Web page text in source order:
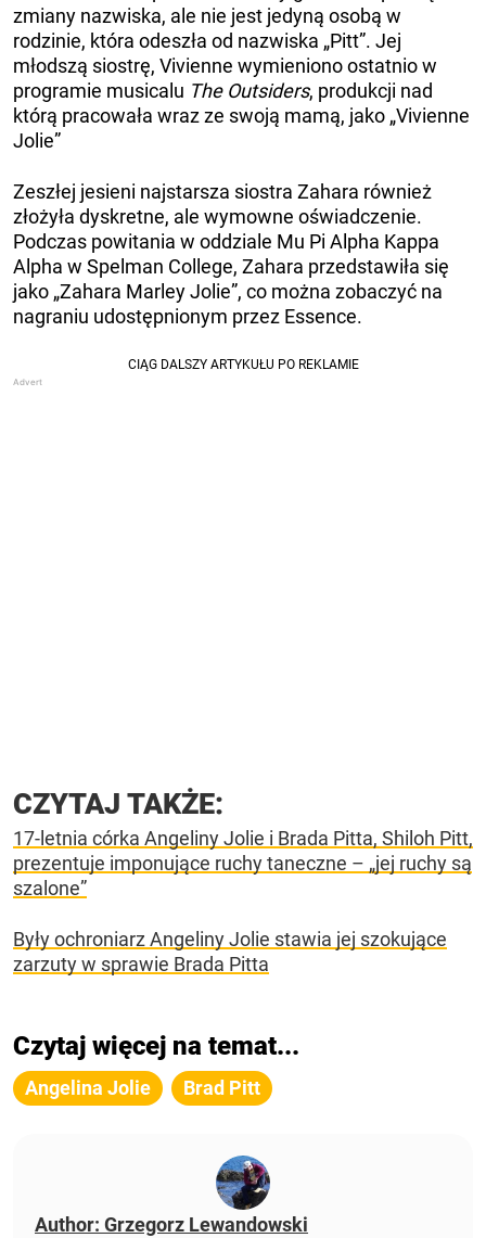
zmiany nazwiska, ale nie jest jedyną osobą w
rodzinie, która odeszła od nazwiska „Pitt”. Jej
młodszą siostrę, Vivienne wymieniono ostatnio w
programie musicalu The Outsiders, produkcji nad
którą pracowała wraz ze swoją mamą, jako „Vivienne
Jolie”
Zeszłej jesieni najstarsza siostra Zahara również
złożyła dyskretne, ale wymowne oświadczenie.
Podczas powitania w oddziale Mu Pi Alpha Kappa
Alpha w Spelman College, Zahara przedstawiła się
jako „Zahara Marley Jolie”, co można zobaczyć na
nagraniu udostępnionym przez Essence.
CZYTAJ TAKŻE:
17-letnia córka Angeliny Jolie i Brada Pitta, Shiloh Pitt,
prezentuje imponujące ruchy taneczne – „jej ruchy są
szalone”
Były ochroniarz Angeliny Jolie stawia jej szokujące
zarzuty w sprawie Brada Pitta
Czytaj więcej na temat...
Angelina Jolie Brad Pitt
Author: Grzegorz Lewandowski